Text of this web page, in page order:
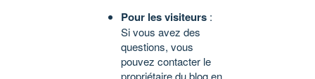
Pour les visiteurs :
Si vous avez des
questions, vous
pouvez contacter le
propriétaire du blog en